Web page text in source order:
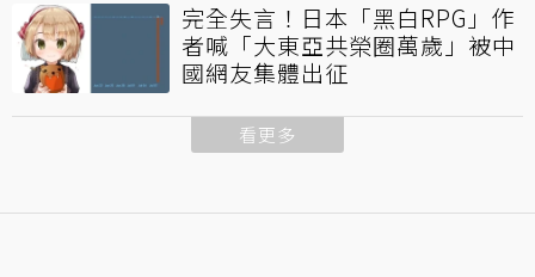
完全失言！日本「黑白RPG」作
者喊「大東亞共榮圈萬歲」被中
國網友集體出征
看更多